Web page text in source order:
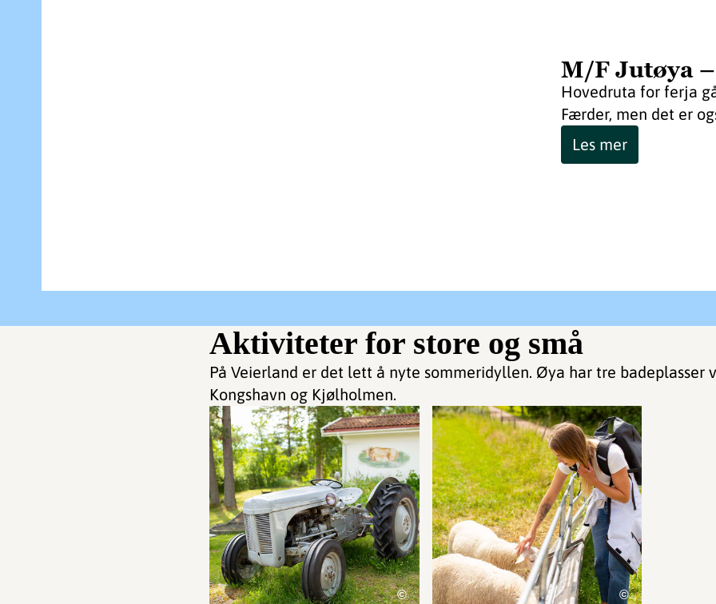
M/F Jutøya
Hovedruta for ferja
Færder, men det er
Les mer
Aktiviteter for store og små
På Veierland er det lett å nyte sommeridyllen. Øya har tre badeplasser
Kongshavn og Kjølholmen.
© ©